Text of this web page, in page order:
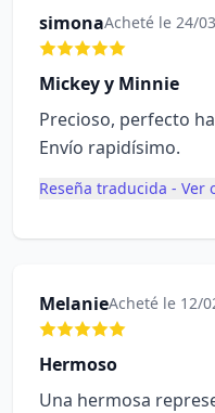
simonaAcheté le 24/
Mickey y Minnie
Precioso, perfecto
Envío rapidísimo.
Reseña traducida - Ver
MelanieAcheté le 12/
Hermoso
Una hermosa